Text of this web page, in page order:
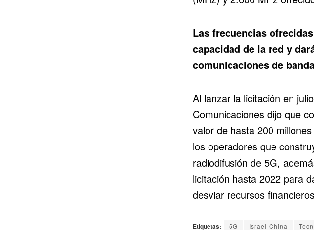
Las frecuencias
capacidad de la red y
comunicaciones de
Al lanzar la licitación en
Comunicaciones dijo que
valor de hasta 200
los operadores que
radiodifusión de 5G,
licitación hasta 2022 para
desviar recursos
Etiquetas: 5G Israel-China